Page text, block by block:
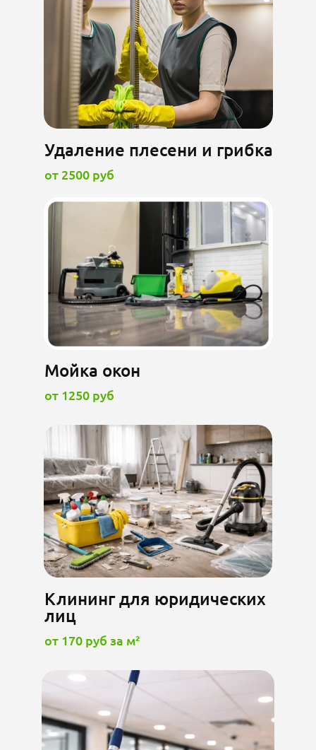
Удаление плесени и грибка
от 2500 руб
Мойка окон
от 1250 руб
Клининг для юридических
лиц
от 170 руб за м²